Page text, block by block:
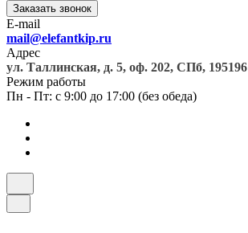
Заказать звонок
E-mail
mail@elefantkip.ru
Адрес
ул. Таллинская, д. 5, оф. 202, СПб, 195196
Режим работы
Пн - Пт: с 9:00 до 17:00 (без обеда)